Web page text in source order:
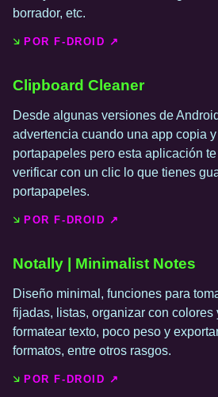
borrador, etc.
POR F-DROID ↗️
Clipboard Cleaner
Desde algunas versiones de
advertencia cuando una app copia
portapapeles pero esta aplicación
verificar con un clic lo que tienes
portapapeles.
POR F-DROID ↗️
Notally | Minimalist Notes
Diseño minimal, funciones para
fijadas, listas, organizar con colores
formatear texto, poco peso y
formatos, entre otros rasgos.
POR F-DROID ↗️